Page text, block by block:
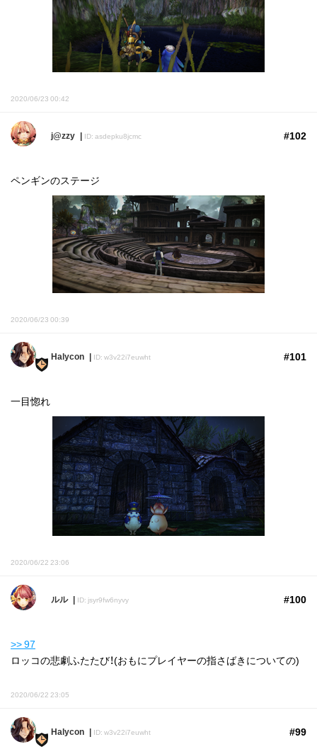
2020/06/23 00:42
j@zzy ID: asdepku8jcmc #102
ペンギンのステージ
2020/06/23 00:39
Halycon ID: w3v22i7euwht #101
一目惚れ
2020/06/22 23:06
ルル ID: jsyr9fw6nyvy #100
>> 97
ロッコの悲劇ふたたび！(おもにプレイヤーの指さばきについての)
2020/06/22 23:05
Halycon ID: w3v22i7euwht #99